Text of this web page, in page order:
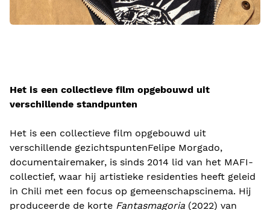
Het is een collectieve film opgebouwd uit
verschillende standpunten
Het is een collectieve film opgebouwd uit
verschillende gezichtspuntenFelipe Morgado,
documentairemaker, is sinds 2014 lid van het MAFI-
collectief, waar hij artistieke residenties heeft geleid
in Chili met een focus op gemeenschapscinema. Hij
produceerde de korte Fantasmagoria (2022) van